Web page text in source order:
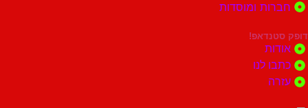
ומוסדות
לנו